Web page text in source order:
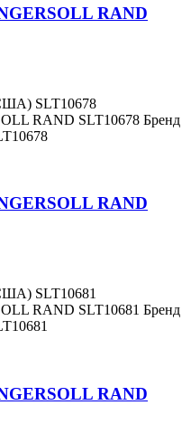
RAND
SLT10678
RAND SLT10678 Бренд
RAND
SLT10681
RAND SLT10681 Бренд
RAND